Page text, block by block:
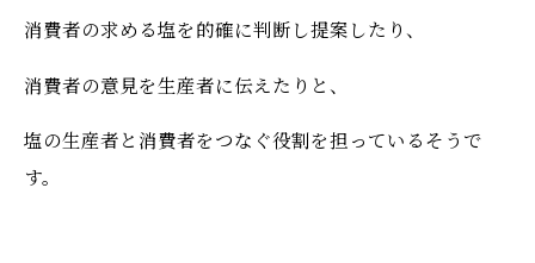
消費者の求める塩を的確に判断し提案したり、
消費者の意見を生産者に伝えたりと、
塩の生産者と消費者をつなぐ役割を担っているそうで
す。